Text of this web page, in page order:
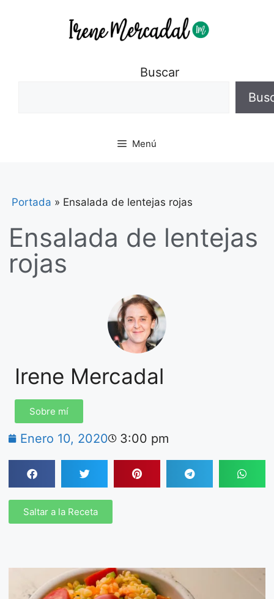
Buscar
Menú
Portada » Ensalada de lentejas rojas
Ensalada de lentejas
rojas
Irene Mercadal
Sobre mí
Enero 10, 2020 3:00 pm
Saltar a la Receta